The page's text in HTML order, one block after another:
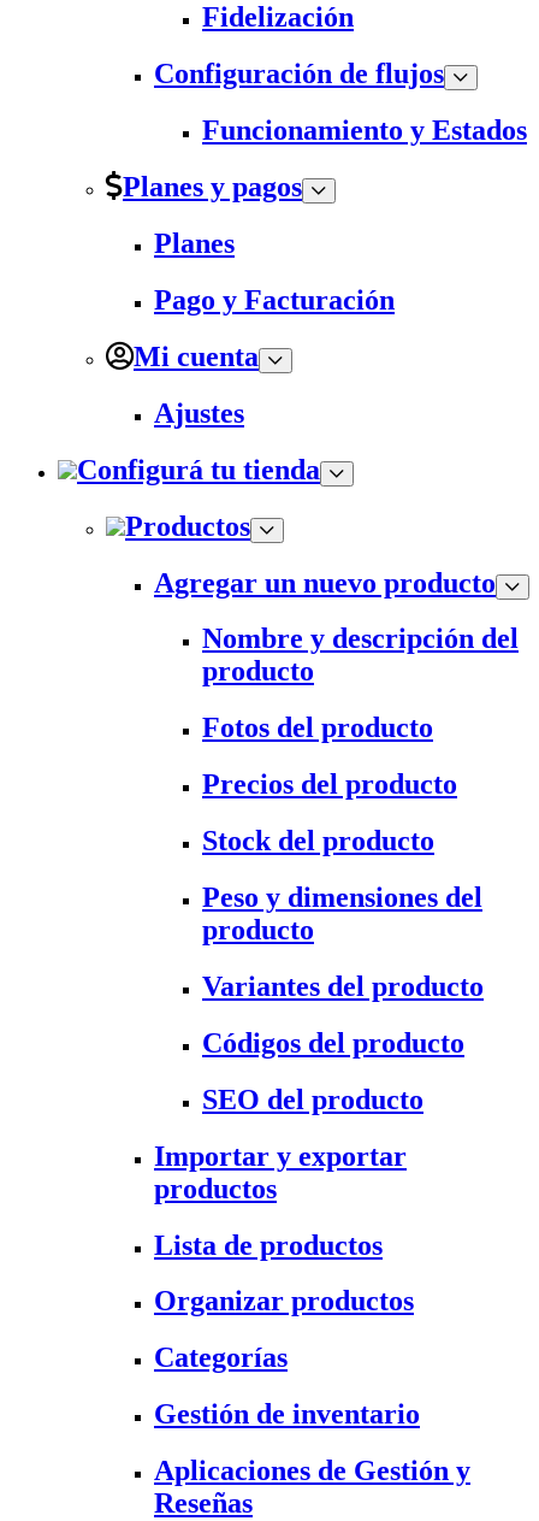
Fidelización
Configuración de flujos
Funcionamiento y Estados
Planes y pagos
Planes
Pago y Facturación
Mi cuenta
Ajustes
Configurá tu tienda
Productos
Agregar un nuevo producto
Nombre y descripción del
producto
Fotos del producto
Precios del producto
Stock del producto
Peso y dimensiones del
producto
Variantes del producto
Códigos del producto
SEO del producto
Importar y exportar
productos
Lista de productos
Organizar productos
Categorías
Gestión de inventario
Aplicaciones de Gestión y
Reseñas